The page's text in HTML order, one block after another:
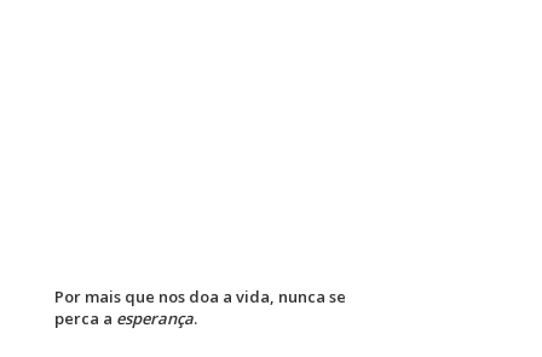
Por mais que nos doa a vida, nunca se
perca a esperança.